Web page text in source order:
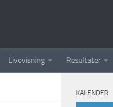
Livevisning Resultater
KALENDER